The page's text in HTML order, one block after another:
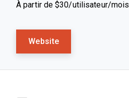
À partir de $30/utilisateur/mois
Website